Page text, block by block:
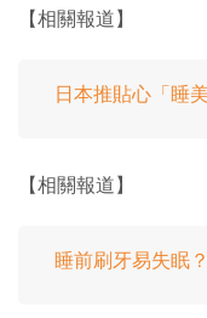
【相關報道】
日本推貼心「睡
【相關報道】
睡前刷牙易失眠